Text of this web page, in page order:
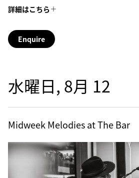
詳細はこちら
Enquire
水曜日, 8月 12
Midweek Melodies at The Bar